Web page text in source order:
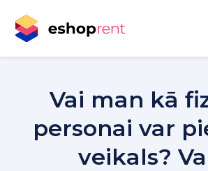
Vai man kā
personai var
veikals?